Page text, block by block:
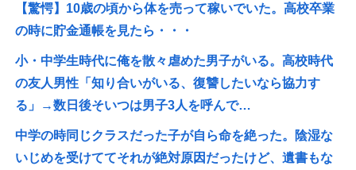
【驚愕】10歳の頃から体を売って稼いでいた。高校卒業
の時に貯金通帳を見たら・・・
小・中学生時代に俺を散々虐めた男子がいる。高校時代
の友人男性「知り合いがいる、復讐したいなら協力す
る」→数日後そいつは男子3人を呼んで…
中学の時同じクラスだった子が自ら命を絶った。陰湿な
いじめを受けててそれが絶対原因だったけど、遺書もな